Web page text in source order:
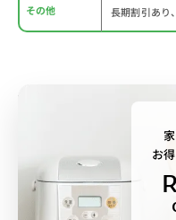
その他 長期割引あり
お